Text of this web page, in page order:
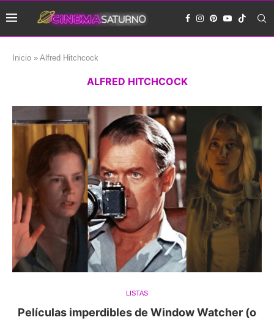
Inicio » Alfred Hitchcock
ALFRED HITCHCOCK
LISTAS
Películas imperdibles de Window Watcher (o